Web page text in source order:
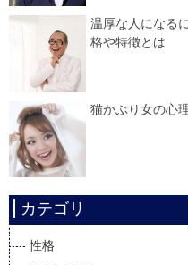
温厚な人になる
格や特徴とは
猫かぶり女の心
カテゴリ
性格